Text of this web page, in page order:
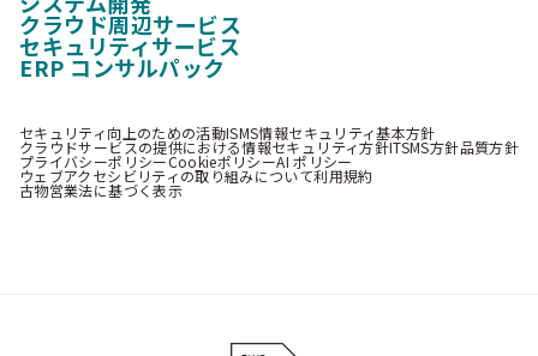
クラウド周辺サービス
セキュリティサービス
ERP コンサルパック
セキュリティ向上のための活動ISMS情報セキュリティ基本方針
クラウドサービスの提供における情報セキュリティ方針ITSMS方針品質方針
プライバシーポリシーCookieポリシーAI ポリシー
ウェブアクセシビリティの取り組みについて利用規約
古物営業法に基づく表示